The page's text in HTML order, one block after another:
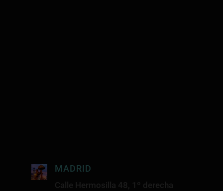
MADRID
Calle Hermosilla 48, 1º derecha